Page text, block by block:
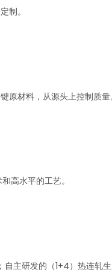
制。
原材料，从源头上控制质量
高水平的工艺。
主研发的（1+4）热连轧